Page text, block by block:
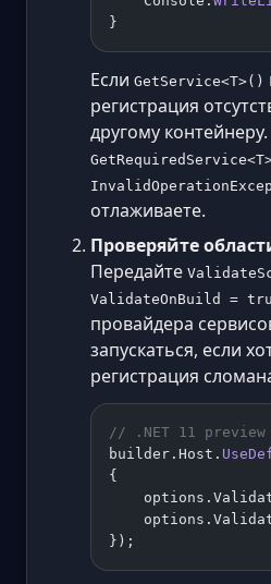
}
Если GetService<T>()
регистрация
другому контейнеру.
отлаживаете.
Проверяйте
Передайте
ValidateOnBuild =
провайдера
запускаться, если
регистрация
// .NET 11 preview
builder.Host.
{
});